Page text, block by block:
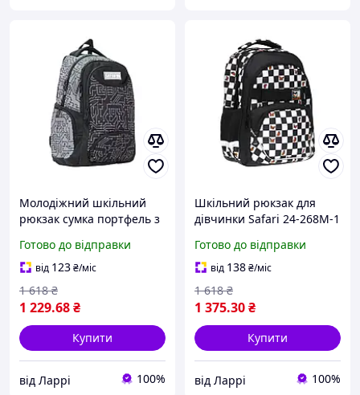
Молодіжний шкільний
рюкзак сумка портфель з
17L Safari 22-202L 43 x 29
x 14 см сірий
Готово до відправки
від 123₴/міс
1 229.68₴
1 618 ₴
Купити
від Ларрі 100%
Шкільний рюкзак для
дівчинки Safari 24-268M-1
16л чорно-білий
Готово до відправки
від 138₴/міс
1 375.30₴
1 618 ₴
Купити
від Ларрі 100%